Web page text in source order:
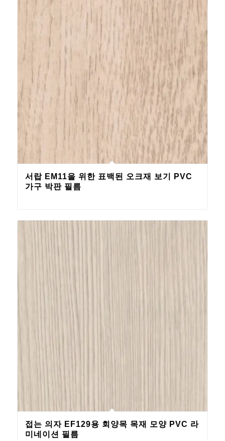
서랍 EM11을 위한 표백된 오크재 보기 PVC
가구 박판 필름
접는 의자 EF129용 회양목 목재 모양 PVC 라
미네이션 필름